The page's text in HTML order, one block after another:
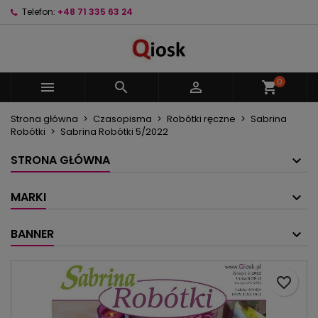
Telefon: +48 71 335 63 24
   shopping_cart0
Strona główna Czasopisma Robótki ręczne
Sabrina
Robótki
Sabrina Robótki 5/2022
STRONA GŁÓWNA
MARKI
BANNER
favorite_border
Nazwa listy życzeń
Anuluj
Musisz być zalogowany by zapisać produkty na
swojej liście życzeń.
Anuluj Zaloguj się